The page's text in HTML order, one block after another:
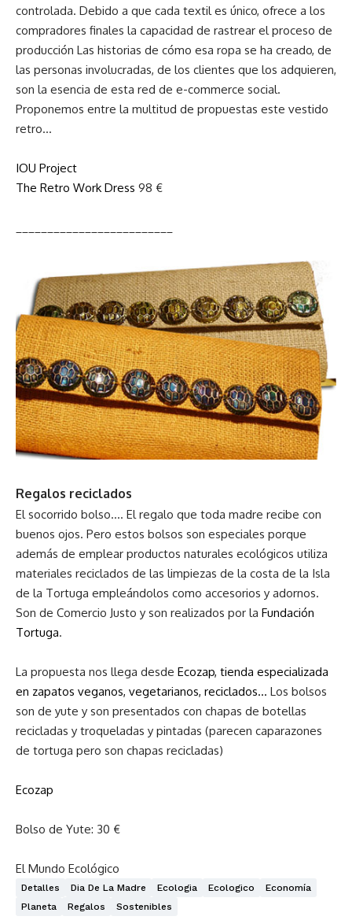
controlada. Debido a que cada textil es único, ofrece a los
compradores finales la capacidad de rastrear el proceso de
producción Las historias de cómo esa ropa se ha creado, de
las personas involucradas, de los clientes que los adquieren,
son la esencia de esta red de e-commerce social.
Proponemos entre la multitud de propuestas este vestido
retro…
IOU Project
The Retro Work Dress 98 €
Regalos reciclados
El socorrido bolso…. El regalo que toda madre recibe con
buenos ojos. Pero estos bolsos son especiales porque
además de emplear productos naturales ecológicos utiliza
materiales reciclados de las limpiezas de la costa de la Isla
de la Tortuga empleándolos como accesorios y adornos.
Son de Comercio Justo y son realizados por la Fundación
Tortuga.
La propuesta nos llega desde Ecozap, tienda especializada
en zapatos veganos, vegetarianos, reciclados… Los bolsos
son de yute y son presentados con chapas de botellas
recicladas y troqueladas y pintadas (parecen caparazones
de tortuga pero son chapas recicladas)
Ecozap
Bolso de Yute: 30 €
El Mundo Ecológico
Detalles Dia De La Madre Ecologia Ecologico
Economía
Planeta
Regalos Sostenibles